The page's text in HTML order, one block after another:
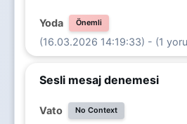
Yoda Önemli
(16.03.2026 14:19:33) - (1
Sesli mesaj denemesi
Vato No Context